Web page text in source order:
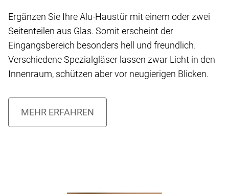
Ergänzen Sie Ihre Alu-Haustür mit einem oder zwei
Seitenteilen aus Glas. Somit erscheint der
Eingangsbereich besonders hell und freundlich.
Verschiedene Spezialgläser lassen zwar Licht in den
Innenraum, schützen aber vor neugierigen Blicken.